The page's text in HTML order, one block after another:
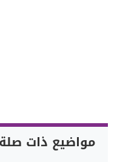
مواضيع ذات صلة